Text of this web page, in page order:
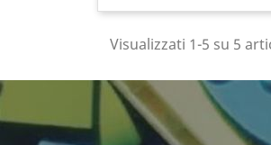
Visualizzati 1-5 su 5